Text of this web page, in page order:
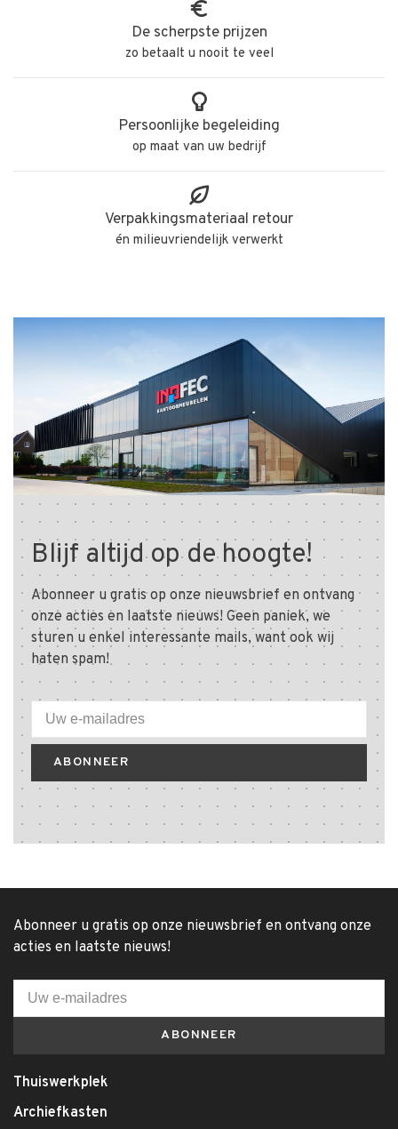
De scherpste prijzen
zo betaalt u nooit te veel
Persoonlijke begeleiding
op maat van uw bedrijf
Verpakkingsmateriaal retour
én milieuvriendelijk verwerkt
Blijf altijd op de hoogte!
Abonneer u gratis op onze nieuwsbrief en ontvang
onze acties en laatste nieuws! Geen paniek, we
sturen u enkel interessante mails, want ook wij
haten spam!
ABONNEER
Abonneer u gratis op onze nieuwsbrief en ontvang onze
acties en laatste nieuws!
ABONNEER
Thuiswerkplek
Archiefkasten